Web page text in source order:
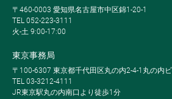
〒460-0003 愛知県名古屋市中区錦1-20-1
TEL 052-223-3111
火-土 9:00-17:00
東京事務局
〒100-6307 東京都千代田区丸の内2-4-1丸の内
TEL 03-3212-4111
JR東京駅丸の内南口より徒歩1分